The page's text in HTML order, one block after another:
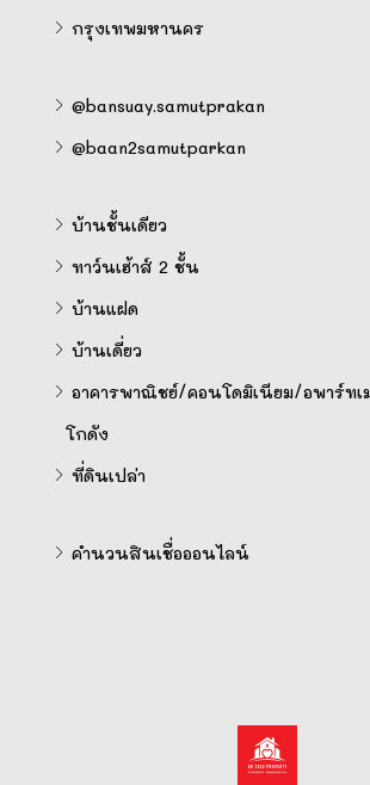
กรุงเทพมหานคร
@bansuay.samutprakan
@baan2samutparkan
บ้านชั้นเดียว
ทาว์นเฮ้าส์ 2 ชั้น
บ้านแฝด
บ้านเดี่ยว
อาคารพาณิชย์/คอนโดมิเนียม/อพาร์ท
โกดัง
ที่ดินเปล่า
คำนวนสินเชื่อออนไลน์